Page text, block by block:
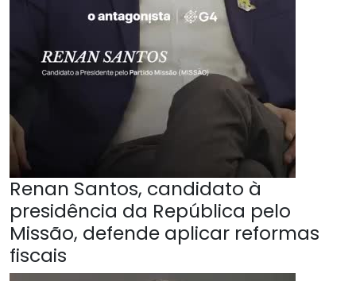
Renan Santos, candidato à
presidência da República pelo
Missão, defende aplicar reformas
fiscais